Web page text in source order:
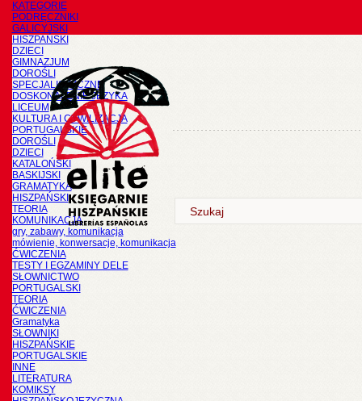
KATEGORIE
PODRĘCZNIKI
GALICYJSKI
HISZPAŃSKI
DZIECI
GIMNAZJUM
DOROŚLI
SPECJALISTYCZNE
DOSKONALENIE JĘZYKA
LICEUM
KULTURA I CYWILIZACJA
PORTUGALSKIE
DOROŚLI
DZIECI
KATALOŃSKI
BASKIJSKI
GRAMATYKA
HISZPAŃSKI
TEORIA
KOMUNIKACJA
gry, zabawy, komunikacja
mówienie, konwersacje, komunikacja
ĆWICZENIA
TESTY I EGZAMINY DELE
SŁOWNICTWO
PORTUGALSKI
TEORIA
ĆWICZENIA
Gramatyka
SŁOWNIKI
HISZPAŃSKIE
PORTUGALSKIE
INNE
LITERATURA
KOMIKSY